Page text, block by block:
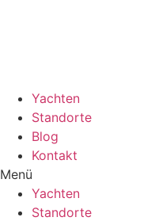
Yachten
Standorte
Blog
Kontakt
Menü
Yachten
Standorte